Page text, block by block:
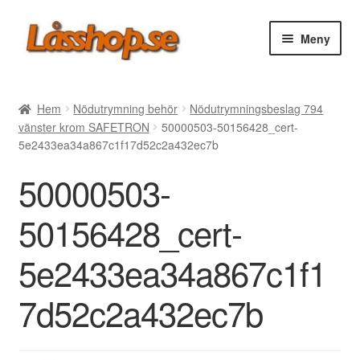
Hoppa
till
Hoppa
till
Meny
Rea
Villkor
Vanliga frågor
Forum/Manualer/Råd
Support
Hem Nödutrymning behör
Nödutrymningsbeslag 794
vänster krom SAFETRON
50000503-50156428_cert-
5e2433ea34a867c1f17d52c2a432ec7b
50000503-
50156428_cert-
5e2433ea34a867c1f1
7d52c2a432ec7b